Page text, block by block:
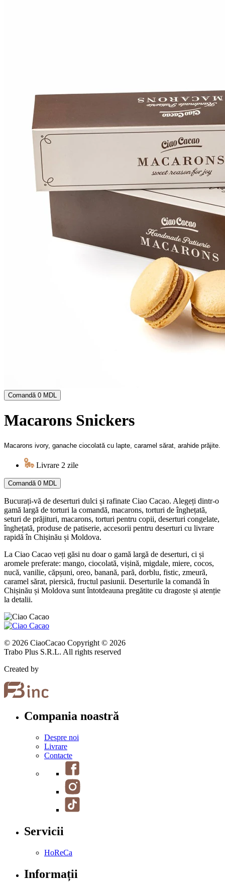
Comandă 0 MDL
Macarons Snickers
Macarons ivory, ganache ciocolată cu lapte, caramel sărat, arahide prăjite.
Livrare 2 zile
Comandă 0 MDL
Bucurați-vă de deserturi dulci și rafinate Ciao Cacao. Alegeți dintr-o
gamă largă de torturi la comandă, macarons, torturi de înghețată,
seturi de prăjituri, macarons, torturi pentru copii, deserturi congelate,
înghețată, produse de patiserie, accesorii pentru deserturi cu livrare
rapidă în Chișinău și Moldova.
La Ciao Cacao veți găsi nu doar o gamă largă de deserturi, ci și
aromele preferate: mango, ciocolată, vișină, migdale, miere, cocos,
nucă, vanilie, căpșuni, oreo, banană, pară, dorblu, fistic, zmeură,
caramel sărat, piersică, fructul pasiunii. Deserturile la comandă în
Chișinău și Moldova sunt întotdeauna pregătite cu dragoste și atenție
la detalii.
© 2026 CiaoCacao Copyright © 2026
Trabo Plus S.R.L. All rights reserved
Created by
Compania noastră
Despre noi
Livrare
Contacte
Servicii
HoReCa
Informații